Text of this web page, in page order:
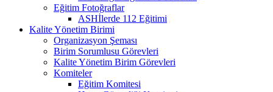
Eğitim Fotoğraflar
ASHİlerde 112 Eğitimi
Kalite Yönetim Birimi
Organizasyon Şeması
Birim Sorumlusu Görevleri
Kalite Yönetim Birim Görevleri
Komiteler
Eğitim Komitesi